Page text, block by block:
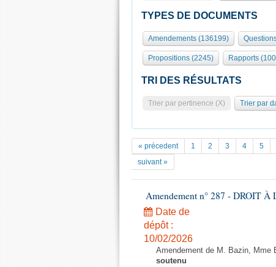
TYPES DE DOCUMENTS
Amendements (136199)
Propositions (2245) Rapports
TRI DES RÉSULTATS
Trier par pertinence (X) Trier par
« précedent 1 2 3 4 5
suivant »
Amendement n° 287 - DROIT
Date de
dépôt :
10/02/2026
Amendement de M. Bazin, Mme
soutenu